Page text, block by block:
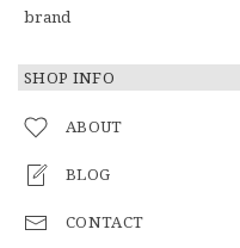
brand
SHOP INFO
ABOUT
BLOG
CONTACT